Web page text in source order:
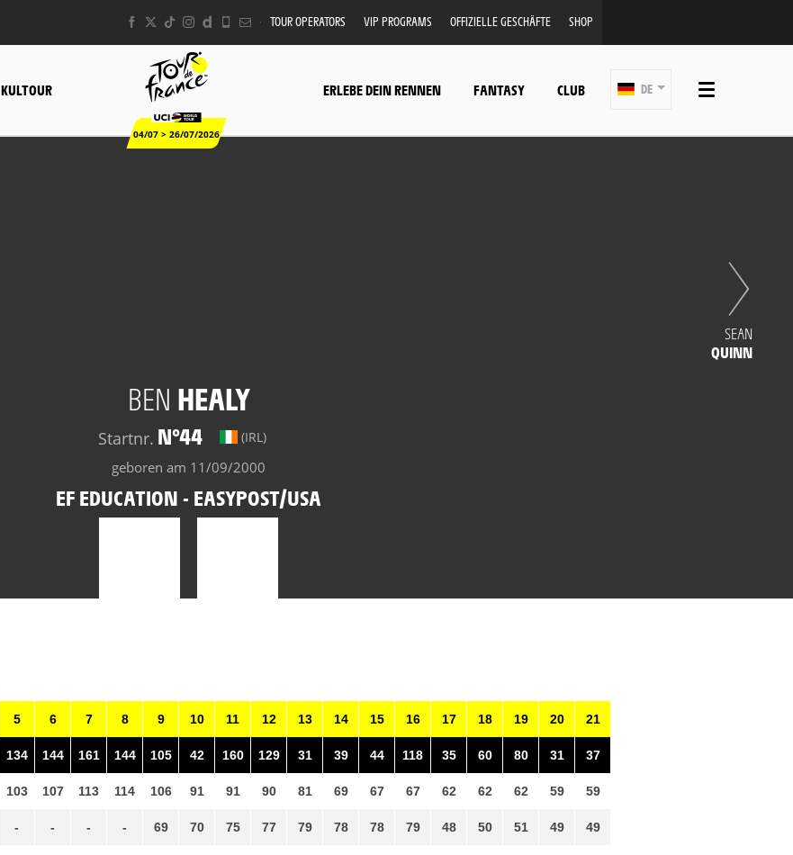
TOUR OPERATORS VIP PROGRAMS OFFIZIELLE GESCHÄFTE SHOP
KULTOUR
04/07 > 26/07/2026
ERLEBE DEIN RENNEN FANTASY CLUB DE
BEN HEALY
Startnr. N°44 (IRL)
geboren am 11/09/2000
EF EDUCATION - EASYPOST/USA
SEAN
QUINN
5
134
103
-
6
144
107
-
7
161
113
-
8
144
114
-
9
105
106
69
10
42
91
70
11
160
91
75
12
129
90
77
13
31
81
79
14
39
69
78
15
44
67
78
16
118
67
79
17
35
62
48
18
60
62
50
19
80
62
51
20
31
59
49
21
37
59
49